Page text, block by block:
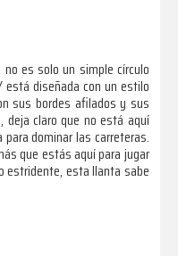
es solo un simple círculo
está diseñada con un estilo
sus bordes afilados y sus
deja claro que no está aquí
dominar las carreteras.
que estás aquí para jugar
estridente, esta llanta sabe